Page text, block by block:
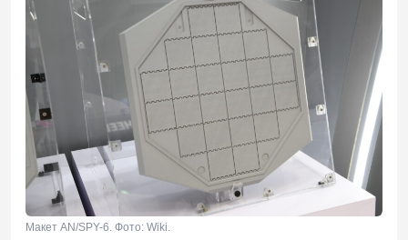
Макет AN/SPY-6. Фото: Wiki.